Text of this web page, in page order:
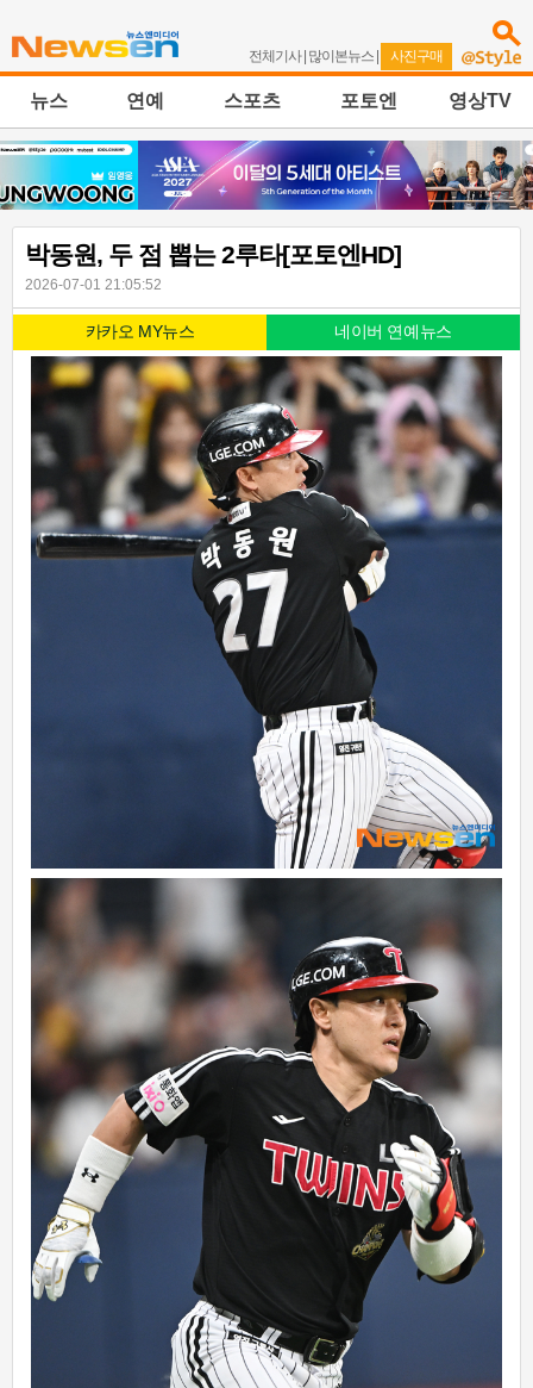
전체기사| 많이본뉴스 | 사진구매
뉴스 연예 스포츠 포토엔 영상TV
박동원, 두 점 뽑는 2루타[포토엔HD]
2026-07-01 21:05:52
카카오 MY뉴스 네이버 연예뉴스